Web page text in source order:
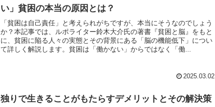
い」貧困の本当の原因とは？
「貧困は自己責任」と考えられがちですが、本当にそうなのでしょう
か？本記事では、ルポライター鈴木大介氏の著書『貧困と脳』をもと
に、貧困に陥る人々の実態とその背景にある「脳の機能低下」につい
て詳しく解説します。貧困は「働かない」からではなく「働...
2025.03.02
独りで生きることがもたらすデメリットとその解決策